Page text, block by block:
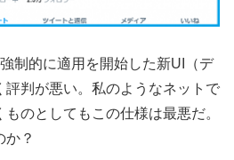
制的に適用を開始した新UI（デ
評判が悪い。私のようなネットで
のとしてもこの仕様は最悪だ。
か？